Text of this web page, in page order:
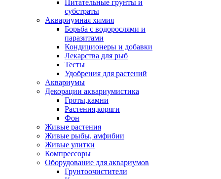
Питательные грунты и
субстраты
Аквариумная химия
Борьба с водорослями и
паразитами
Кондиционеры и добавки
Лекарства для рыб
Тесты
Удобрения для растений
Аквариумы
Декорации аквариумистика
Гроты,камни
Растения,коряги
Фон
Живые растения
Живые рыбы, амфибии
Живые улитки
Компрессоры
Оборудование для аквариумов
Грунтоочистители